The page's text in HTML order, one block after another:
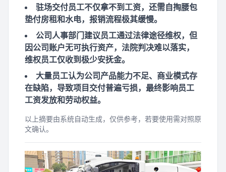
驻场交付员工不仅拿不到工资，还需自掏腰包
垫付房租和水电，报销流程极其缓慢。
公司人事部门建议员工通过法律途径维权，但
因公司账户无可执行资产，法院判决难以落实，
维权员工仅收到极少安抚金。
大量员工认为公司产品能力不足、商业模式存
在缺陷，导致项目交付普遍亏损，最终影响员工
工资发放和劳动权益。
以上摘要由系统自动生成，仅供参考，若要使用需对照原
文确认。